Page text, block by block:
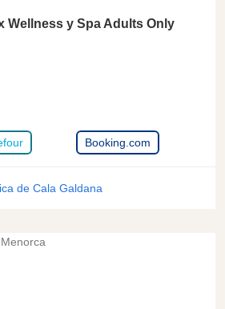
Wellness y Spa Adults Only
Booking.com
de Cala Galdana